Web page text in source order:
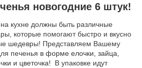
новогодние 6 штук!
должны быть различные
которые помогают быстро и вкусно
шедевры! Представляем Вашему
печенья в форме елочки, зайца,
и цветочка! В упаковке идут